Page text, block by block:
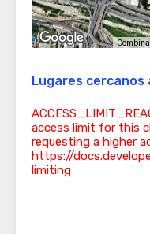
Lugares cercanos
access limit for this
requesting a higher
https://
limiting